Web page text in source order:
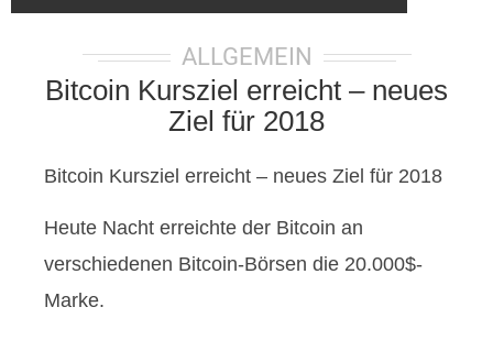
ALLGEMEIN
Bitcoin Kursziel erreicht – neues
Ziel für 2018
Bitcoin Kursziel erreicht – neues Ziel für 2018
Heute Nacht erreichte der Bitcoin an
verschiedenen Bitcoin-Börsen die 20.000$-
Marke.